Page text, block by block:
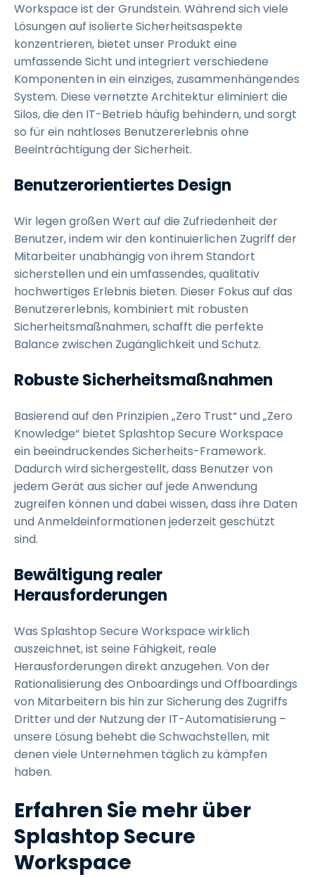
Workspace ist der Grundstein. Während sich viele
Lösungen auf isolierte Sicherheitsaspekte
konzentrieren, bietet unser Produkt eine
umfassende Sicht und integriert verschiedene
Komponenten in ein einziges, zusammenhängendes
System. Diese vernetzte Architektur eliminiert die
Silos, die den IT-Betrieb häufig behindern, und sorgt
so für ein nahtloses Benutzererlebnis ohne
Beeinträchtigung der Sicherheit.
Benutzerorientiertes Design
Wir legen großen Wert auf die Zufriedenheit der
Benutzer, indem wir den kontinuierlichen Zugriff der
Mitarbeiter unabhängig von ihrem Standort
sicherstellen und ein umfassendes, qualitativ
hochwertiges Erlebnis bieten. Dieser Fokus auf das
Benutzererlebnis, kombiniert mit robusten
Sicherheitsmaßnahmen, schafft die perfekte
Balance zwischen Zugänglichkeit und Schutz.
Robuste Sicherheitsmaßnahmen
Basierend auf den Prinzipien „Zero Trust“ und „Zero
Knowledge“ bietet Splashtop Secure Workspace
ein beeindruckendes Sicherheits-Framework.
Dadurch wird sichergestellt, dass Benutzer von
jedem Gerät aus sicher auf jede Anwendung
zugreifen können und dabei wissen, dass ihre Daten
und Anmeldeinformationen jederzeit geschützt
sind.
Bewältigung realer
Herausforderungen
Was Splashtop Secure Workspace wirklich
auszeichnet, ist seine Fähigkeit, reale
Herausforderungen direkt anzugehen. Von der
Rationalisierung des Onboardings und Offboardings
von Mitarbeitern bis hin zur Sicherung des Zugriffs
Dritter und der Nutzung der IT-Automatisierung –
unsere Lösung behebt die Schwachstellen, mit
denen viele Unternehmen täglich zu kämpfen
haben.
Erfahren Sie mehr über
Splashtop Secure
Workspace